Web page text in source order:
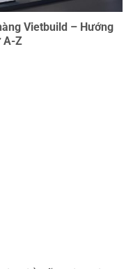
Vietbuild – Hướng
A-Z